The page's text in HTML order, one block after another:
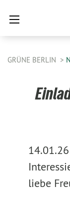
GRÜNE BERLIN
liebe